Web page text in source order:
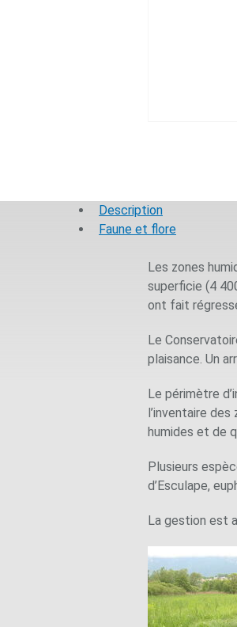
Description
Faune et flore
Les zones
superficie (4
ont fait
Le
plaisance. Un
Le périmètre
l’inventaire
humides et de
Plusieurs
d’Esculape,
La gestion est